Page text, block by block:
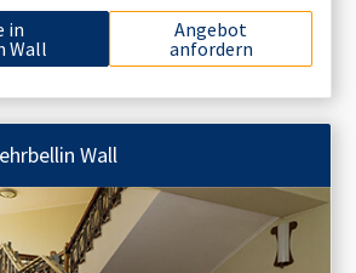
in
Wall
Angebot
anfordern
Wall